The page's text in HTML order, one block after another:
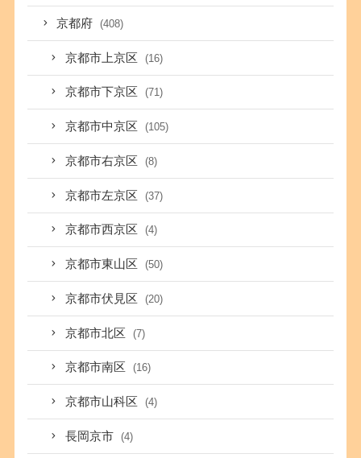
京都府 (408)
京都市上京区 (16)
京都市下京区 (71)
京都市中京区 (105)
京都市右京区 (8)
京都市左京区 (37)
京都市西京区 (4)
京都市東山区 (50)
京都市伏見区 (20)
京都市北区 (7)
京都市南区 (16)
京都市山科区 (4)
長岡京市 (4)